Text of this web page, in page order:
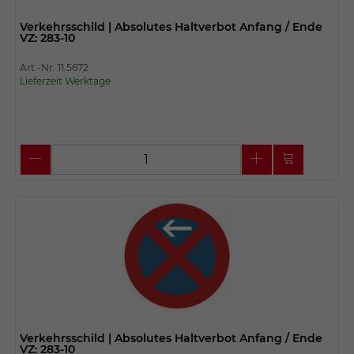
Verkehrsschild | Absolutes Haltverbot Anfang / Ende
VZ: 283-10
Art.-Nr. 11.5672
Lieferzeit Werktage
Verkehrsschild | Absolutes Haltverbot Anfang / Ende
VZ: 283-10